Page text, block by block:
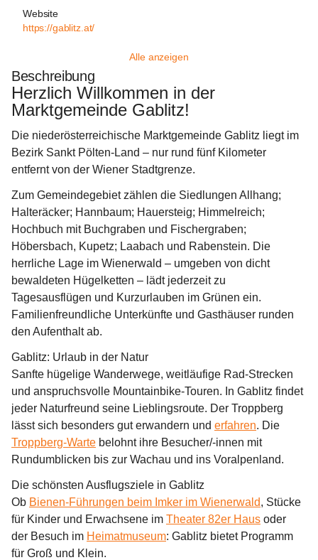
Website
https://gablitz.at/
Alle anzeigen
Beschreibung
Herzlich Willkommen in der
Marktgemeinde Gablitz!
Die niederösterreichische Marktgemeinde Gablitz liegt im
Bezirk Sankt Pölten-Land – nur rund fünf Kilometer
entfernt von der Wiener Stadtgrenze.
Zum Gemeindegebiet zählen die Siedlungen Allhang;
Halteräcker; Hannbaum; Hauersteig; Himmelreich;
Hochbuch mit Buchgraben und Fischergraben;
Höbersbach, Kupetz; Laabach und Rabenstein. Die
herrliche Lage im Wienerwald – umgeben von dicht
bewaldeten Hügelketten – lädt jederzeit zu
Tagesausflügen und Kurzurlauben im Grünen ein.
Familienfreundliche Unterkünfte und Gasthäuser runden
den Aufenthalt ab.
Gablitz: Urlaub in der Natur
Sanfte hügelige Wanderwege, weitläufige Rad-Strecken
und anspruchsvolle Mountainbike-Touren. In Gablitz findet
jeder Naturfreund seine Lieblingsroute. Der Troppberg
lässt sich besonders gut erwandern und erfahren. Die
Troppberg-Warte belohnt ihre Besucher/-innen mit
Rundumblicken bis zur Wachau und ins Voralpenland.
Die schönsten Ausflugsziele in Gablitz
Ob Bienen-Führungen beim Imker im Wienerwald, Stücke
für Kinder und Erwachsene im Theater 82er Haus oder
der Besuch im Heimatmuseum: Gablitz bietet Programm
für Groß und Klein.